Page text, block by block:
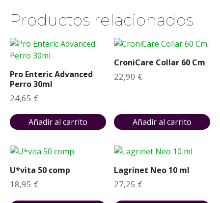
Productos relacionados
Pro Enteric Advanced
Perro 30ml
24,65 €
Añadir al carrito
CroniCare Collar 60 Cm
22,90 €
Añadir al carrito
U*vita 50 comp
18,95 €
Lagrinet Neo 10 ml
27,25 €